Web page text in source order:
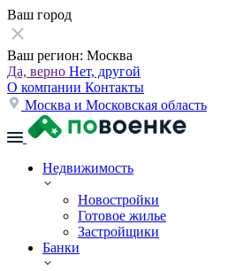
Ваш город
Ваш регион: Москва
Да, верно Нет, другой
О компании Контакты
Москва и Московская область
Недвижимость
Новостройки
Готовое жилье
Застройщики
Банки